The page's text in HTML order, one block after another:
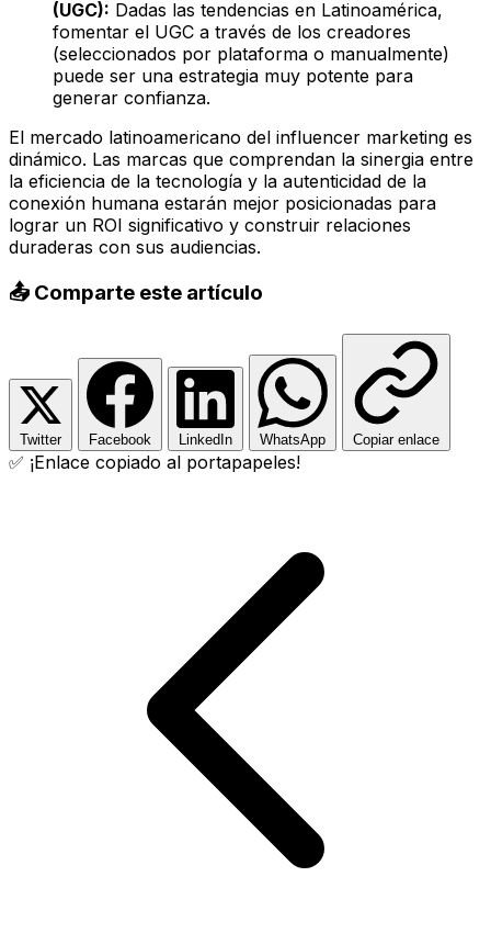
(UGC): Dadas las tendencias en Latinoamérica,
fomentar el UGC a través de los creadores
(seleccionados por plataforma o manualmente)
puede ser una estrategia muy potente para
generar confianza.
El mercado latinoamericano del influencer marketing es
dinámico. Las marcas que comprendan la sinergia entre
la eficiencia de la tecnología y la autenticidad de la
conexión humana estarán mejor posicionadas para
lograr un ROI significativo y construir relaciones
duraderas con sus audiencias.
📤 Comparte este artículo
Twitter Facebook LinkedIn WhatsApp Copiar enlace
✅ ¡Enlace copiado al portapapeles!